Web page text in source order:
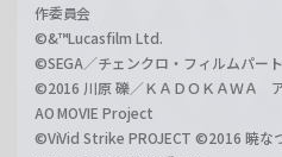
作委員会
©&™Lucasfilm Ltd.
©SEGA／チェンクロ・フィルムパー
©2016 川原 礫／ＫＡＤＯＫＡＷＡ
AO MOVIE Project
©ViVid Strike PROJECT ©2016 暁な